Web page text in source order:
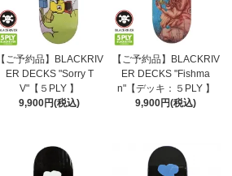
【ご予約品】BLACKRIV
ER DECKS "Sorry T
V"【５PLY 】
9,900円(税込)
【ご予約品】BLACKRIV
ER DECKS "Fishma
n"【デッキ：５PLY 】
9,900円(税込)